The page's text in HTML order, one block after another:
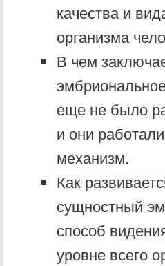
качества и
организма
В чем
еще не было
и они
механизм.
Как
сущностный
способ
уровне всего